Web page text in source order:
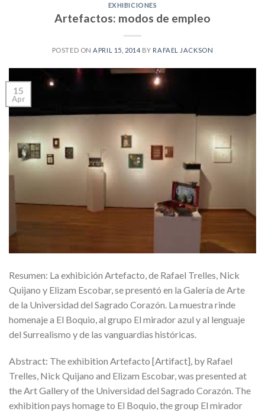
EXHIBICIONES
Artefactos: modos de empleo
POSTED ONAPRIL 15, 2014 BY RAFAEL JACKSON
15
Apr
Resumen: La exhibición Artefacto, de Rafael Trelles, Nick
Quijano y Elizam Escobar, se presentó en la Galería de Arte
de la Universidad del Sagrado Corazón. La muestra rinde
homenaje a El Boquio, al grupo El mirador azul y al lenguaje
del Surrealismo y de las vanguardias históricas.
Abstract: The exhibition Artefacto [Artifact], by Rafael
Trelles, Nick Quijano and Elizam Escobar, was presented at
the Art Gallery of the Universidad del Sagrado Corazón. The
exhibition pays homage to El Boquio, the group El mirador